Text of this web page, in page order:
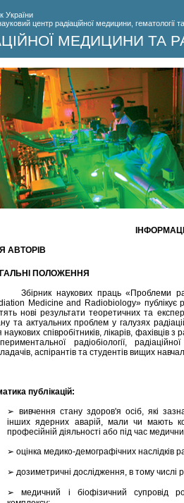
України
центр радіаційної медицини, гематології та
МЕДИЦИНИ ТА
АВТОРІВ
ПОЛОЖЕННЯ
Збірник наукових праць «Проблеми
Medicine and Radiobiology» публікує
нові результати теоретичних та
та актуальних проблем у галузях
наукових співробітників, лікарів, фахівців з
радіобіології,
аспірантів та студентів вищих
публікацій:
➢ вивчення стану здоров'я осіб, які
інших ядерних аварій, мали чи мають
професійній діяльності або під час
➢ оцінка медико-демографічних наслідків
➢ дозиметричні дослідження, в тому числі
➢ медичний і біофізичний супровід